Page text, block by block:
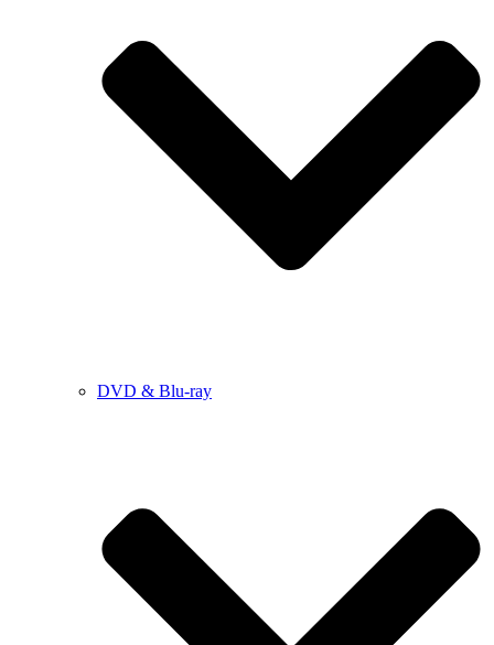
DVD & Blu-ray